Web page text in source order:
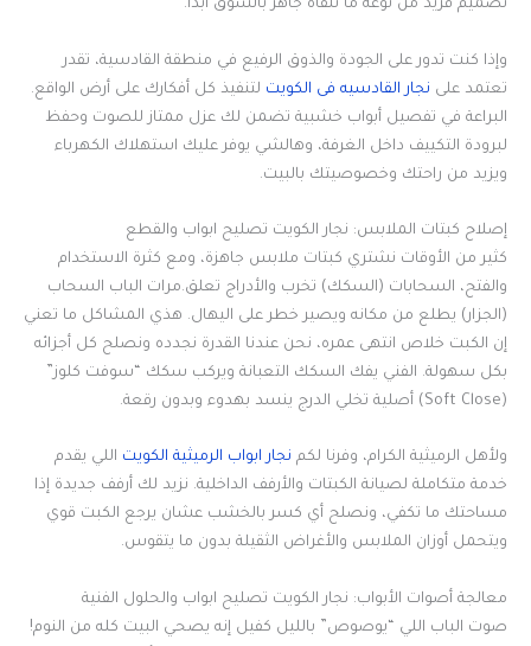
تصميم فريد من نوعه ما تلقاه جاهز بالسوق أبدا.
وإذا كنت تدور على الجودة والذوق الرفيع في منطقة القادسية، تقدر
تعتمد على نجار القادسيه فى الكويت لتنفيذ كل أفكارك على أرض الواقع.
البراعة في تفصيل أبواب خشبية تضمن لك عزل ممتاز للصوت وحفظ
لبرودة التكييف داخل الغرفة، وهالشي يوفر عليك استهلاك الكهرباء
ويزيد من راحتك وخصوصيتك بالبيت.
إصلاح كبتات الملابس: نجار الكويت تصليح ابواب والقطع
كثير من الأوقات نشتري كبتات ملابس جاهزة، ومع كثرة الاستخدام
والفتح، السحابات (السكك) تخرب والأدراج تعلق.مرات الباب السحاب
(الجزار) يطلع من مكانه ويصير خطر على اليهال. هذي المشاكل ما تعني
إن الكبت خلاص انتهى عمره، نحن عندنا القدرة نجدده ونصلح كل أجزائه
بكل سهولة. الفني يفك السكك التعبانة ويركب سكك “سوفت كلوز”
(Soft Close) أصلية تخلي الدرج ينسد بهدوء وبدون رقعة.
ولأهل الرميثية الكرام، وفرنا لكم نجار ابواب الرميثية الكويت اللي يقدم
خدمة متكاملة لصيانة الكبتات والأرفف الداخلية. نزيد لك أرفف جديدة إذا
مساحتك ما تكفي، ونصلح أي كسر بالخشب عشان يرجع الكبت قوي
ويتحمل أوزان الملابس والأغراض الثقيلة بدون ما يتقوس.
معالجة أصوات الأبواب: نجار الكويت تصليح ابواب والحلول الفنية
صوت الباب اللي “يوصوص” بالليل كفيل إنه يصحي البيت كله من النوم!